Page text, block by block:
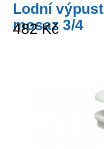
Lodní
mosaz 3/4
482 Kč